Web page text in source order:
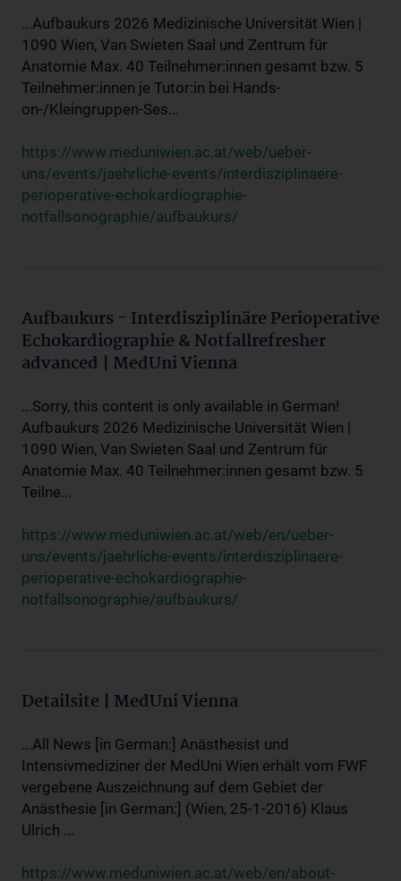
...Aufbaukurs 2026 Medizinische Universität Wien |
1090 Wien, Van Swieten Saal und Zentrum für
Anatomie Max. 40 Teilnehmer:innen gesamt bzw. 5
Teilnehmer:innen je Tutor:in bei Hands-
on-/Kleingruppen-Ses...
https://www.meduniwien.ac.at/web/ueber-
uns/events/jaehrliche-events/interdisziplinaere-
perioperative-echokardiographie-
notfallsonographie/aufbaukurs/
Aufbaukurs - Interdisziplinäre Perioperative
Echokardiographie & Notfallrefresher
advanced | MedUni Vienna
...Sorry, this content is only available in German!
Aufbaukurs 2026 Medizinische Universität Wien |
1090 Wien, Van Swieten Saal und Zentrum für
Anatomie Max. 40 Teilnehmer:innen gesamt bzw. 5
Teilne...
https://www.meduniwien.ac.at/web/en/ueber-
uns/events/jaehrliche-events/interdisziplinaere-
perioperative-echokardiographie-
notfallsonographie/aufbaukurs/
Detailsite | MedUni Vienna
...All News [in German:] Anästhesist und
Intensivmediziner der MedUni Wien erhält vom FWF
vergebene Auszeichnung auf dem Gebiet der
Anästhesie [in German:] (Wien, 25-1-2016) Klaus
Ulrich ...
https://www.meduniwien.ac.at/web/en/about-